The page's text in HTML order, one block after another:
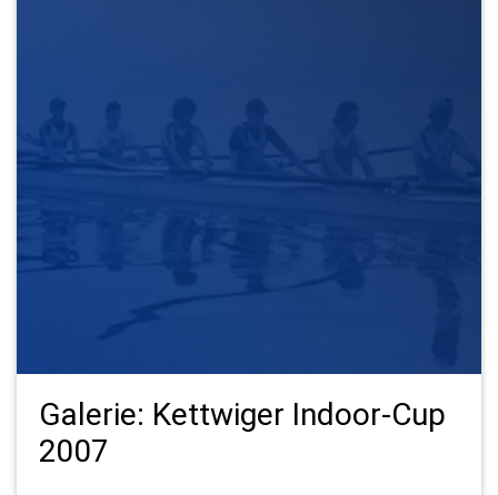
Galerie: Kettwiger Indoor-Cup
2007